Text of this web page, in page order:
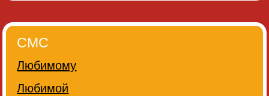
СМС
Любимому
Любимой